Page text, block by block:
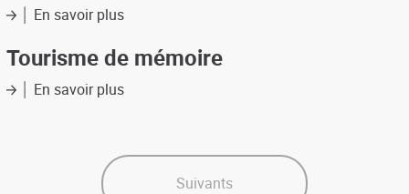
territoires
des
En savoir plussur
de
nature
:
et
Tourisme de mémoire
En savoir plussur
Suivants